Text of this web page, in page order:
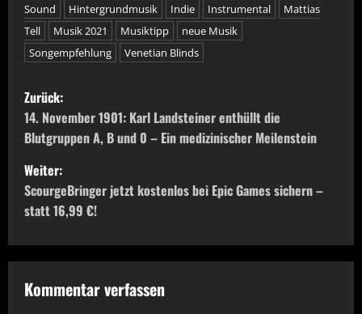
Sound
Hintergrundmusik Indie Instrumental
Mattias
Tell
Musik 2021 Musiktipp
neue Musik
Songempfehlung
Venetian Blinds
B
e
i
t
r
a
g
Zurück:
14. November 1901: Karl Landsteiner enthüllt die
Blutgruppen A, B und 0 – Ein medizinischer Meilenstein
Weiter:
ScourgeBringer jetzt kostenlos bei Epic Games sichern –
statt 16,99 €!
Kommentar verfassen